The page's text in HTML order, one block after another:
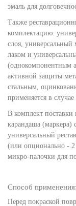
эмаль для
Также
комплектацию:
слоя, универсальный
лаком и
(однокомпонентным
активной защиты
стальным,
применяется в
В комплект поставки
карандаша (маркера)
универсальный
(или опционально -
микро-палочки для
Способ применения:
Перед покраской